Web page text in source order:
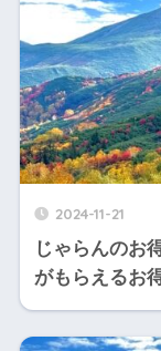
2024-11-21
じゃらんのお
がもらえるお